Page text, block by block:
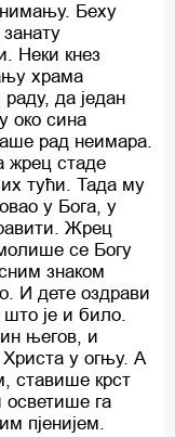
Беху
Неки кнез
храма
да један
око сина
рад неимара.
жрец стаде
тући. Тада му
у Бога, у
Жрец
се Богу
знаком
И дете оздрави
је и било.
његов, и
у огњу. А
ставише крст
га
пјенијем.